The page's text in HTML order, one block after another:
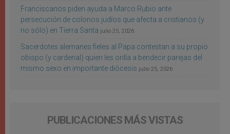
Franciscanos piden ayuda a Marco Rubio ante
persecución de colonos judíos que afecta a cristianos (y
no sólo) en Tierra Santa julio 25, 2026
Sacerdotes alemanes fieles al Papa contestan a su propio
obispo (y cardenal) quien les orilla a bendecir parejas del
mismo sexo en importante diócesis julio 25, 2026
PUBLICACIONES MÁS VISTAS